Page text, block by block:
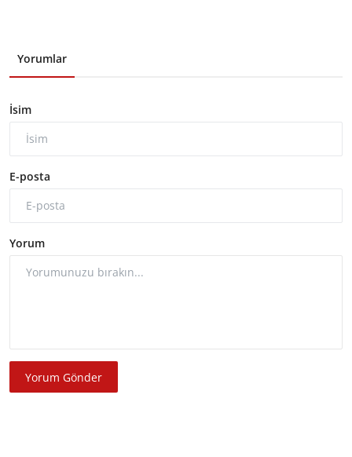
Yorumlar
İsim
E-posta
Yorum
Yorum Gönder